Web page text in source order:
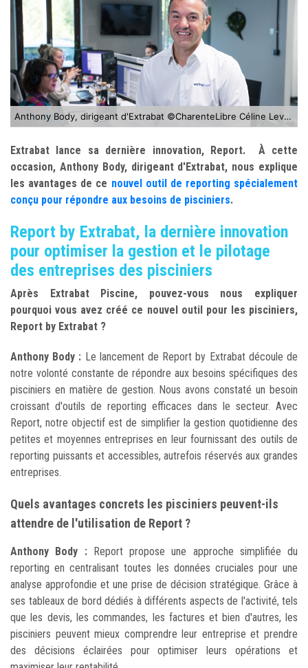
Anthony Body, dirigeant d'Extrabat ©CharenteLibre Céline Levain
Extrabat lance sa dernière innovation, Report. À cette
occasion, Anthony Body, dirigeant d'Extrabat, nous explique
les avantages de ce nouvel outil de reporting spécialement
conçu pour répondre aux besoins de pisciniers.
Report by Extrabat, la dernière innovation
pour optimiser la gestion et le pilotage
des entreprises des pisciniers
Après Extrabat Piscine, pouvez-vous nous expliquer
pourquoi vous avez créé ce nouvel outil pour les pisciniers,
Report by Extrabat ?
Anthony Body : Le lancement de Report by Extrabat découle de
notre volonté constante de répondre aux besoins spécifiques des
pisciniers en matière de gestion. Nous avons constaté un besoin
croissant d'outils de reporting efficaces dans le secteur. Avec
Report, notre objectif est de simplifier la gestion quotidienne des
petites et moyennes entreprises en leur fournissant des outils de
reporting puissants et accessibles, autrefois réservés aux grandes
entreprises.
Quels avantages concrets les pisciniers peuvent-ils
attendre de l'utilisation de Report ?
Anthony Body :Report propose une approche simplifiée du
reporting en centralisant toutes les données cruciales pour une
analyse approfondie et une prise de décision stratégique. Grâce à
ses tableaux de bord dédiés à différents aspects de l'activité, tels
que les devis, les commandes, les factures et bien d'autres, les
pisciniers peuvent mieux comprendre leur entreprise et prendre
des décisions éclairées pour optimiser leurs opérations et